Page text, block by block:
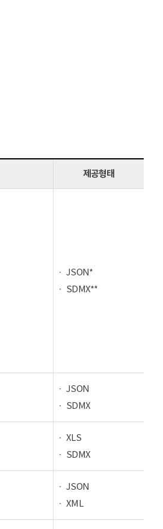
제공형태
JSON*
SDMX**
JSON
SDMX
XLS
SDMX
JSON
XML